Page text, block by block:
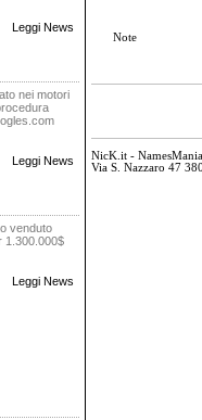
Leggi News
nei motori
Leggi News
venduto
1.300.000$
Leggi News
Note
NicK.it -
Via S. Nazzaro 47